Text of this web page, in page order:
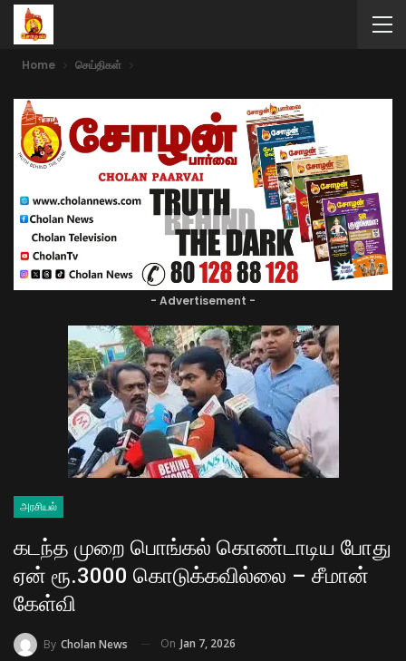
Home செய்திகள்
- Advertisement -
அரசியல்
கடந்த முறை பொங்கல் கொண்டாடிய போது
ஏன் ரூ.3000 கொடுக்கவில்லை – சீமான்
கேள்வி
By Cholan News On Jan 7, 2026